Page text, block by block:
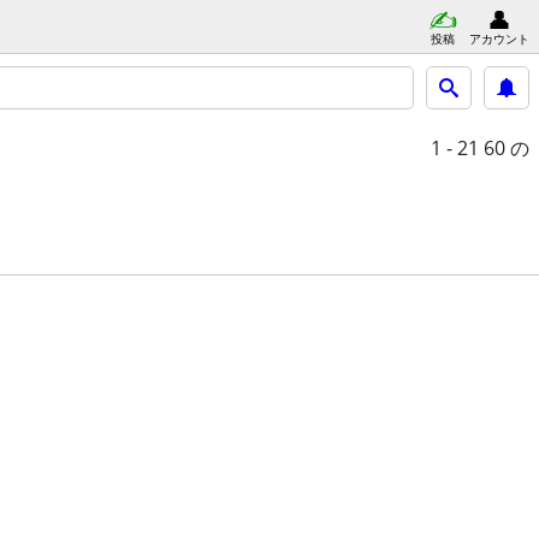
投稿 アカウント
1 - 21 60 の